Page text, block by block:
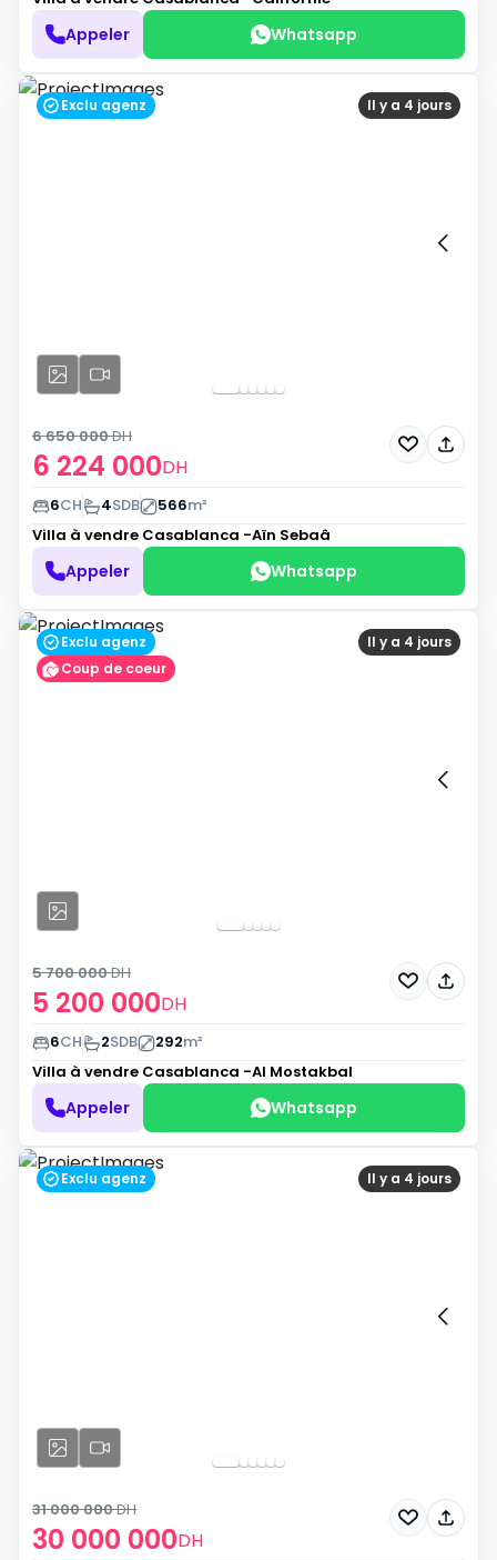
Appeler Whatsapp
Il y a 4 jours
Exclu agenz
6 224 000DH
6 650 000DH
6CH 4SDB 566m²
Villa à vendre Casablanca -Aïn Sebaâ
Appeler Whatsapp
Il y a 4 jours
Exclu agenz
Coup de coeur
5 200 000DH
5 700 000DH
6CH 2SDB 292m²
Villa à vendre Casablanca -Al Mostakbal
Appeler Whatsapp
Il y a 4 jours
Exclu agenz
30 000 000DH
31 000 000DH